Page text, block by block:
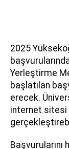
2025
Yerleştirme
başlatılan
erecek.
internet sitesi
Başvurularını